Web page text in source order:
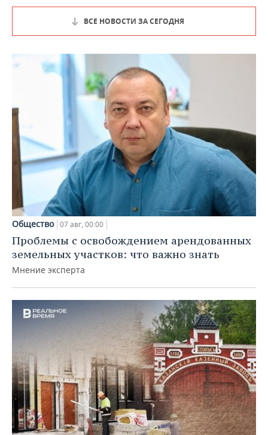
ВСЕ НОВОСТИ ЗА СЕГОДНЯ
Общество 07 авг, 00:00
Проблемы с освобождением арендованных
земельных участков: что важно знать
Мнение эксперта